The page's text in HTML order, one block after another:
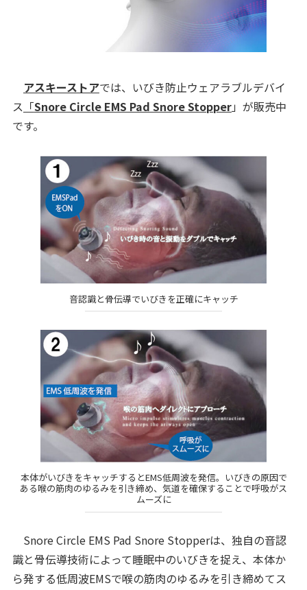
アスキーストアでは、いびき防止ウェアラブルデバイ
ス 「Snore Circle EMS Pad Snore Stopper」が販売中
です。
音認識と骨伝導でいびきを正確にキャッチ
本体がいびきをキャッチするとEMS低周波を発信。いびきの原因で
ある喉の筋肉のゆるみを引き締め、気道を確保することで呼吸がス
ムーズに
Snore Circle EMS Pad Snore Stopperは、独自の音認
識と骨伝導技術によって睡眠中のいびきを捉え、本体か
ら発する低周波EMSで喉の筋肉のゆるみを引き締めてス